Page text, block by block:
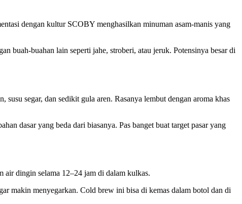
dengan kultur SCOBY menghasilkan minuman asam-manis yang
buah-buahan lain seperti jahe, stroberi, atau jeruk. Potensinya besar di
segar, dan sedikit gula aren. Rasanya lembut dengan aroma khas
dasar yang beda dari biasanya. Pas banget buat target pasar yang
air dingin selama 12–24 jam di dalam kulkas.
makin menyegarkan. Cold brew ini bisa di kemas dalam botol dan di